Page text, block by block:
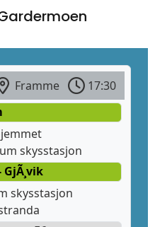
Framme
17:30
skysstasjon
skysstasjon